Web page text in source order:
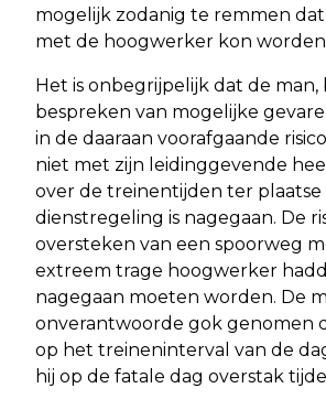
mogelijk zodanig te remmen
met de hoogwerker kon
Het is onbegrijpelijk dat de man,
bespreken van mogelijke
in de daaraan voorafgaande
niet met zijn leidinggevende
over de treinentijden ter plaatse
dienstregeling is nagegaan. De
oversteken van een spoorweg
extreem trage hoogwerker
nagegaan moeten worden. De
onverantwoorde gok genomen
op het treineninterval van de
hij op de fatale dag overstak